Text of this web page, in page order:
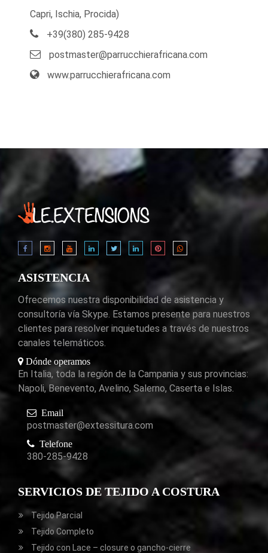
Capri, Ischia, Procida)
+39(380) 285-9428
postmaster@parrucchierafricana.com
www.parrucchierafricana.com
ASISTENCIA
Ofrecemos nuestra disponibilidad de asistencia y
consultoría vía Skype. Estamos presente para nuestros
clientes para resolver inquietudes a través de nuestros
canales telemáticos.
Dónde operamos
En Italia, toda la región de la Campania y sus provincias:
Napoli, Benevento, Avelino, Salerno, Caserta e Islas.
Email
postmaster@extessitura.com
Telefone
380-285-9428
SERVICIOS DE TEJIDO A COSTURA
Tejido Parcial
Tejido Completo
Tejido con Lace – closure o gancho-cierre